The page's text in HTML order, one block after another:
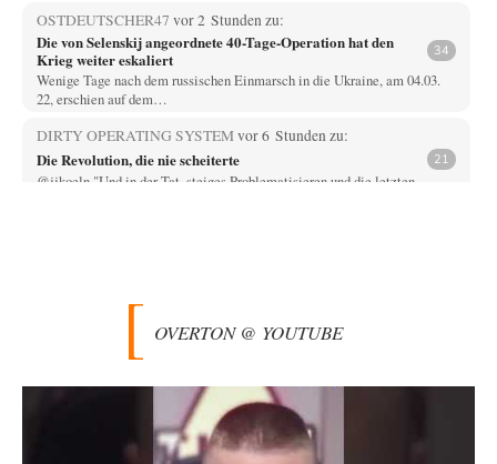
OSTDEUTSCHER47 vor 2 Stunden zu:
Die von Selenskij angeordnete 40-Tage-Operation hat den
Krieg weiter eskaliert
34
Wenige Tage nach dem russischen Einmarsch in die Ukraine, am 04.03.
22, erschien auf dem…
DIRTY OPERATING SYSTEMvor 6 Stunden zu:
Die Revolution, die nie scheiterte 21
@jjkoeln "Und in der Tat, steiges Problematisieren und die letzten
seine Thesen von Ex-US-Präsident Bush…
vor 6 Stunden zu:
Helmut Schelsky – Der Mann, der den Marxismus überlebte
Er fragte, wem Fabriken gehören. Die Gegenwart zwingt zu einer anderen
DIRTY OPERATING SYSTEMvor 7 Stunden zu:
OVERTON @ YOUTUBE